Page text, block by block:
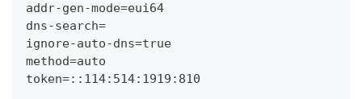
addr-gen-mode=eui64
dns-search=
ignore-auto-dns=true
method=auto
token=::114:514:1919:810